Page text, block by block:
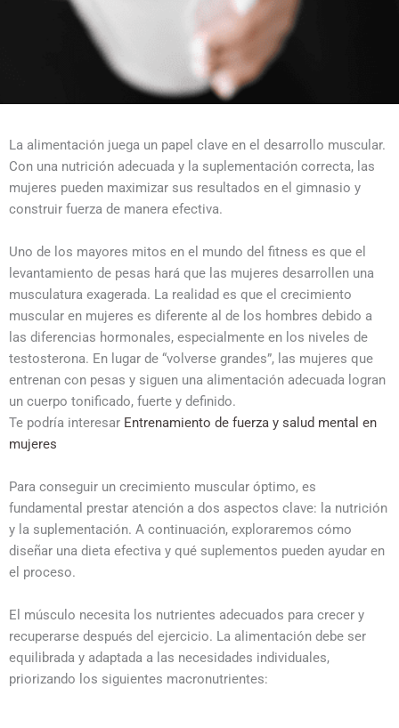
La alimentación juega un papel clave en el desarrollo muscular.
Con una nutrición adecuada y la suplementación correcta, las
mujeres pueden maximizar sus resultados en el gimnasio y
construir fuerza de manera efectiva.
Uno de los mayores mitos en el mundo del fitness es que el
levantamiento de pesas hará que las mujeres desarrollen una
musculatura exagerada. La realidad es que el crecimiento
muscular en mujeres es diferente al de los hombres debido a
las diferencias hormonales, especialmente en los niveles de
testosterona. En lugar de “volverse grandes”, las mujeres que
entrenan con pesas y siguen una alimentación adecuada logran
un cuerpo tonificado, fuerte y definido.
Te podría interesar Entrenamiento de fuerza y salud mental en
mujeres
Para conseguir un crecimiento muscular óptimo, es
fundamental prestar atención a dos aspectos clave: la nutrición
y la suplementación. A continuación, exploraremos cómo
diseñar una dieta efectiva y qué suplementos pueden ayudar en
el proceso.
El músculo necesita los nutrientes adecuados para crecer y
recuperarse después del ejercicio. La alimentación debe ser
equilibrada y adaptada a las necesidades individuales,
priorizando los siguientes macronutrientes: